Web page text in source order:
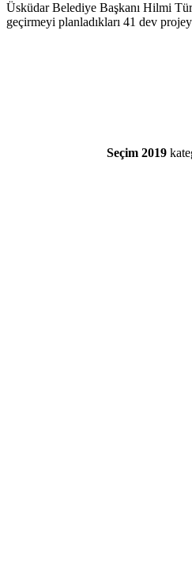
Üsküdar Belediye Başkanı Hilmi
geçirmeyi planladıkları 41 dev
Seçim 2019